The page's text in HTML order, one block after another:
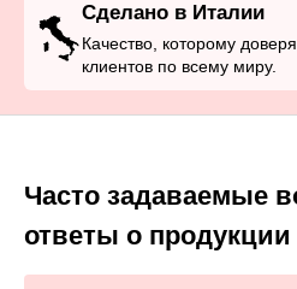
Сделано в Италии
Качество, которому
клиентов по всему миру.
Часто задаваемые
ответы о продукции